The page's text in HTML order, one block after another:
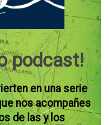
podcast!
en una serie
nos acompañes
de las y los